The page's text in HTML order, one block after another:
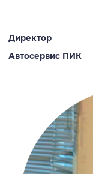
Директор
Автосервис ПИК